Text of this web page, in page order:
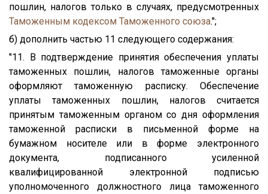
пошлин, налогов только в случаях, предусмотренных
Таможенным кодексом Таможенного союза.";
б) дополнить частью 11 следующего содержания:
"11. В подтверждение принятия обеспечения уплаты
таможенных пошлин, налогов таможенные органы
оформляют таможенную расписку. Обеспечение
уплаты таможенных пошлин, налогов считается
принятым таможенным органом со дня оформления
таможенной расписки в письменной форме на
бумажном носителе или в форме электронного
документа, подписанного усиленной
квалифицированной электронной подписью
уполномоченного должностного лица таможенного